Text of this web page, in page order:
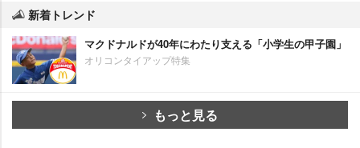
新着トレンド
マクドナルドが40年にわたり支える「小学生の甲子園」
オリコンタイアップ特集
もっと見る